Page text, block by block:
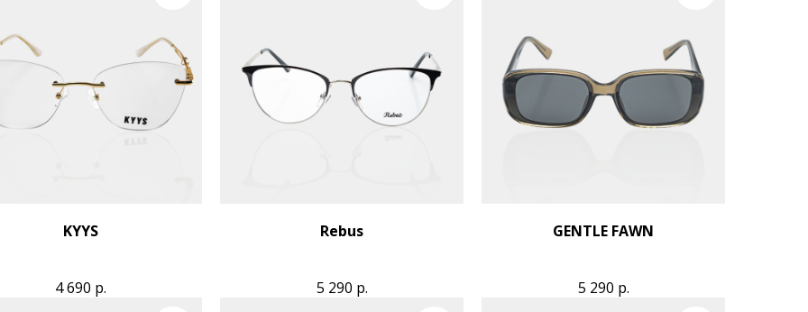
KYYS
4 690 р.
Rebus
5 290 р.
GENTLE FAWN
5 290 р.